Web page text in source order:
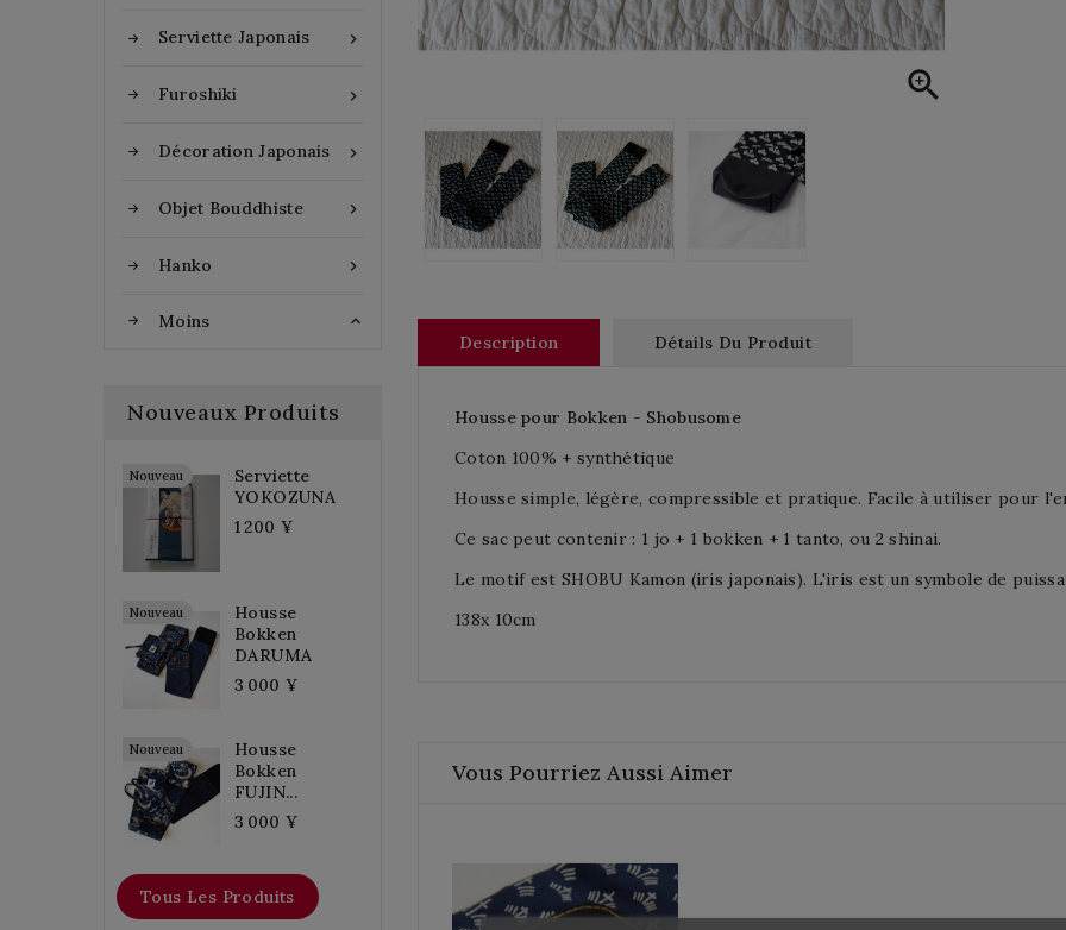

Serviette Japonais

Furoshiki

Décoration Japonais

Objet Bouddhiste

Hanko
Moins 
Nouveaux Produits
Nouveau
Serviette
YOKOZUNA
1 200 ¥
Nouveau
Housse
Bokken
DARUMA
3 000 ¥
Nouveau
Housse
Bokken
FUJIN...
3 000 ¥
Tous Les Produits

Description Détails Du Produit
Housse pour Bokken - Shobusome
Coton 100% + synthétique
Housse simple, légère, compressible et pratique. Facile à utiliser pour
Ce sac peut contenir : 1 jo + 1 bokken + 1 tanto, ou 2 shinai.
Le motif est SHOBU Kamon (iris japonais). L'iris est un symbole de
138x 10cm
Vous Pourriez Aussi Aimer